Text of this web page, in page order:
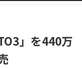
」を440万